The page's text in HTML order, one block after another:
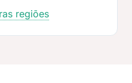
regiões